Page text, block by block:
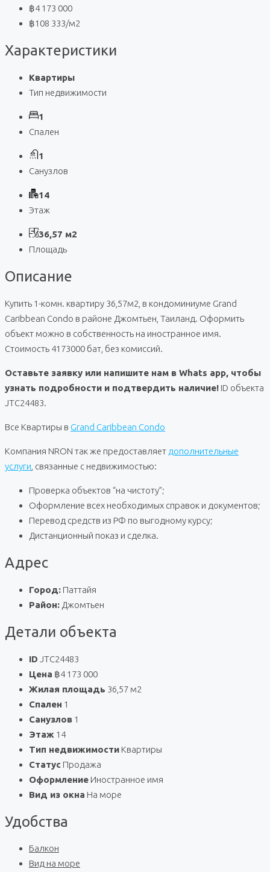
฿4 173 000
฿108 333/м2
Характеристики
Квартиры
Тип недвижимости
1
Спален
1
Санузлов
14
Этаж
36,57 м2
Площадь
Описание
Купить 1-комн. квартиру 36,57м2, в кондоминиуме Grand
Caribbean Condo в районе Джомтьен, Таиланд. Оформить
объект можно в собственность на иностранное имя.
Стоимость 4173000 бат, без комиссий.
Оставьте заявку или напишите нам в Whats app, чтобы
узнать подробности и подтвердить наличие! ID объекта
JTC24483.
Все Квартиры в Grand Caribbean Condo
Компания NRON так же предоставляет дополнительные
услуги , связанные с недвижимостью:
Проверка объектов “на чистоту”;
Оформление всех необходимых справок и документов;
Перевод средств из РФ по выгодному курсу;
Дистанционный показ и сделка.
Адрес
Город: Паттайя
Район: Джомтьен
Детали объекта
ID JTC24483
Цена ฿4 173 000
Жилая площадь 36,57 м2
Спален 1
Санузлов 1
Этаж 14
Тип недвижимости Квартиры
Статус Продажа
Оформление Иностранное имя
Вид из окна На море
Удобства
Балкон
Вид на море